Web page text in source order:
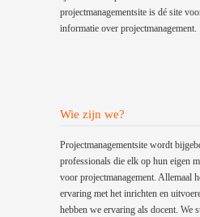
projectmanagementsite is dé site
informatie over projectmanagement.
Wie zijn we?
Projectmanagementsite wordt
professionals die elk op hun eigen
voor projectmanagement. Allemaal
ervaring met het inrichten en
hebben we ervaring als docent. We